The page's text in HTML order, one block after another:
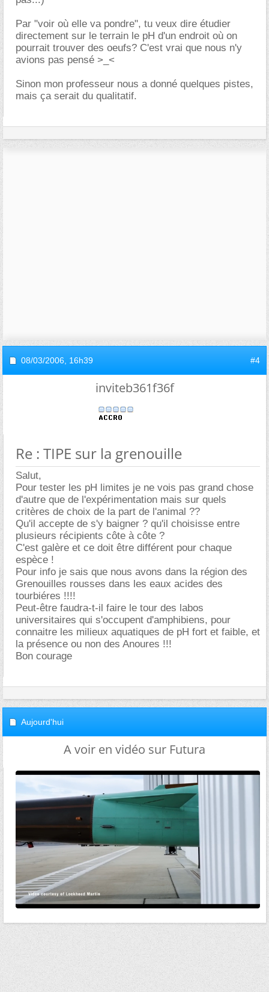
Par "voir où elle va pondre", tu veux dire étudier
directement sur le terrain le pH d'un endroit où on
pourrait trouver des oeufs? C'est vrai que nous n'y
avions pas pensé >_<
Sinon mon professeur nous a donné quelques pistes,
mais ça serait du qualitatif.
08/03/2006, 16h39 #4
inviteb361f36f
Re : TIPE sur la grenouille
Salut,
Pour tester les pH limites je ne vois pas grand chose
d'autre que de l'expérimentation mais sur quels
critères de choix de la part de l'animal ??
Qu'il accepte de s'y baigner ? qu'il choisisse entre
plusieurs récipients côte à côte ?
C'est galère et ce doit être différent pour chaque
espèce !
Pour info je sais que nous avons dans la région des
Grenouilles rousses dans les eaux acides des
tourbiéres !!!!
Peut-être faudra-t-il faire le tour des labos
universitaires qui s'occupent d'amphibiens, pour
connaitre les milieux aquatiques de pH fort et faible, et
la présence ou non des Anoures !!!
Bon courage
Aujourd'hui
A voir en vidéo sur Futura